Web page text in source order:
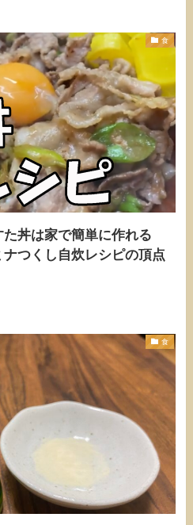
食
た丼は家で簡単に作れる
つくし自炊レシピの頂点
食